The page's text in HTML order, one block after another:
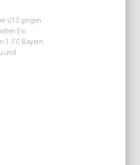
U13 gingen
Evi
1. FC Bayern
und